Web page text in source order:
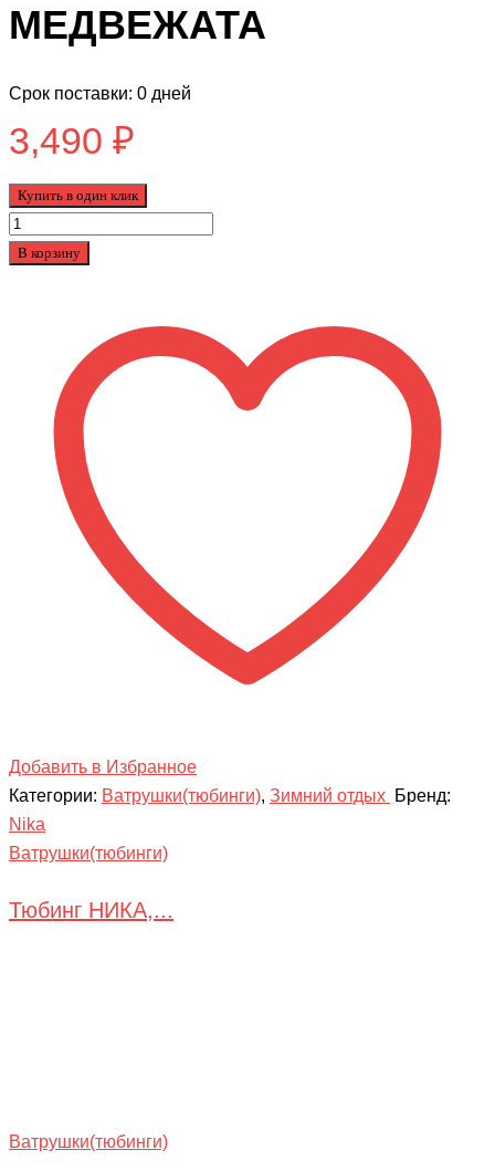
МЕДВЕЖАТА
Срок поставки: 0 дней
3,490 ₽
Купить в один клик
Количество
товара
ЗАБАВНЫЕ
МЕДВЕЖАТА
В корзину
Добавить в Избранное
Категории: Ватрушки(тюбинги), Зимний отдых Бренд:
Nika
Ватрушки(тюбинги)
Тюбинг НИКА,...
Ватрушки(тюбинги)